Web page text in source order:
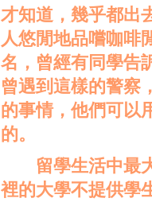
才知道，幾乎都出
人悠閒地品嚐咖啡
名，曾經有同學告
曾遇到這樣的警察
的事情，他們可以
的。
留學生活中最大
裡的大學不提供學